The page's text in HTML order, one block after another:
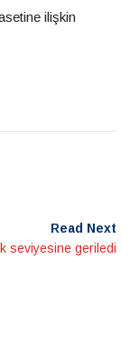
ilişkin
Read Next
seviyesine geriledi